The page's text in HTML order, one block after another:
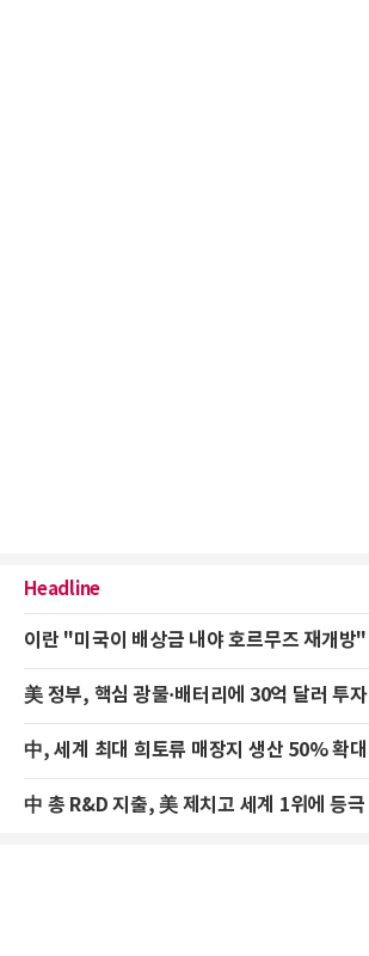
Headline
이란 "미국이 배상금 내야 호르무즈 재개방"
美 정부, 핵심 광물·배터리에 30억 달러 투자
中, 세계 최대 희토류 매장지 생산 50% 확대
中 총 R&D 지출, 美 제치고 세계 1위에 등극